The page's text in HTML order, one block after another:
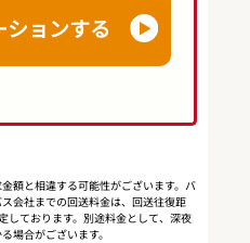
ションする
額と相違する可能性がございます。バ
会社までの回送料金は、回送往復距
ております。別途料金として、深夜
場合がございます。